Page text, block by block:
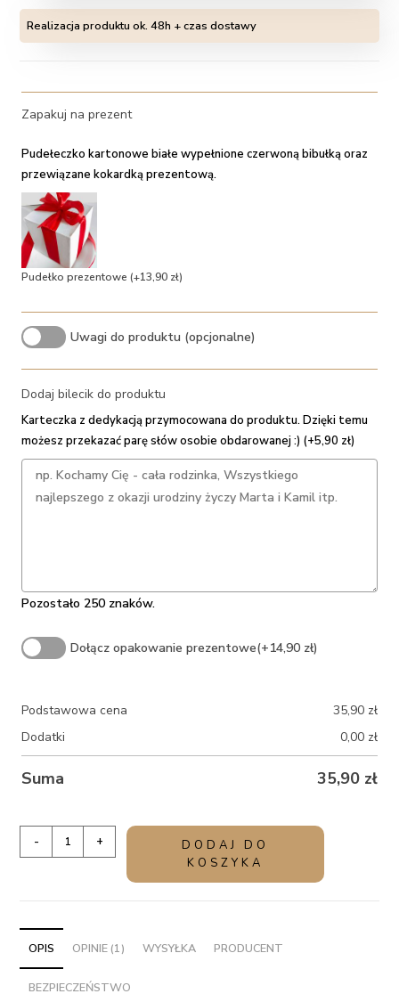
oceny klienta
Realizacja produktu ok. 48h + czas dostawy
Zapakuj na prezent
Pudełeczko kartonowe białe wypełnione czerwoną bibułką oraz
przewiązane kokardką prezentową.
Pudełko prezentowe (+13,90 zł)
Uwagi do produktu (opcjonalne)
Dodaj bilecik do produktu
Karteczka z dedykacją przymocowana do produktu. Dzięki temu
możesz przekazać parę słów osobie obdarowanej :) (+5,90 zł)
Pozostało 250 znaków.
Dołącz opakowanie prezentowe(+14,90 zł)
Podstawowa cena 35,90 zł
Dodatki
0,00 zł
Suma 35,90 zł
Zabawny
kwiatkami
na
prezent
na
- +
DODAJ DO
KOSZYKA
OPIS OPINIE (1) WYSYŁKA PRODUCENT
BEZPIECZEŃSTWO